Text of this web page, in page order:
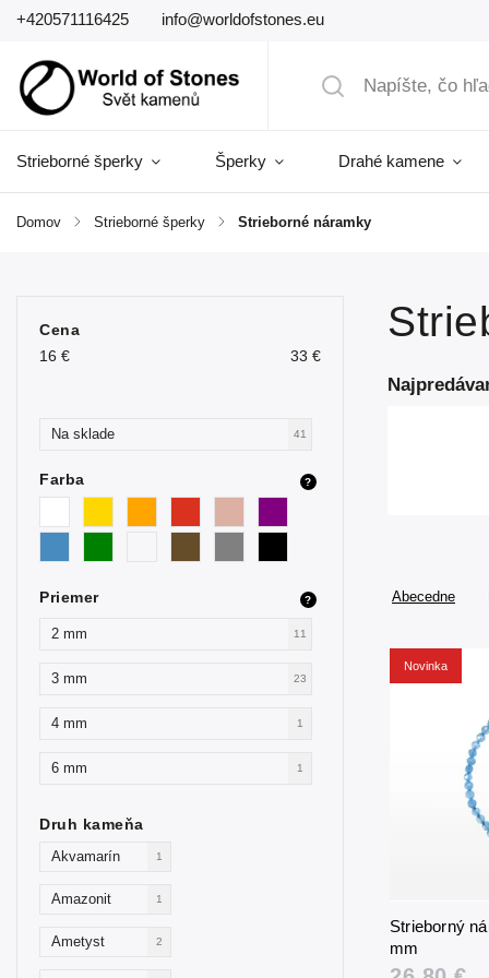
+420571116425 info@worldofstones.eu
Strieborné šperky Šperky Drahé kamene
Domov / Strieborné šperky / Strieborné náramky
Cena
16 € 33 €
Na sklade 41
Farba ?
Priemer ?
2 mm 11
3 mm 23
4 mm 1
6 mm 1
Druh kameňa
Akvamarín 1
Amazonit 1
Ametyst 2
Abecedne
Novinka
Strieborný
mm